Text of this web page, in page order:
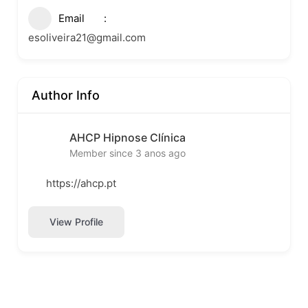
Email
esoliveira21@gmail.com
Author Info
AHCP Hipnose Clínica
Member since 3 anos ago
https://ahcp.pt
View Profile